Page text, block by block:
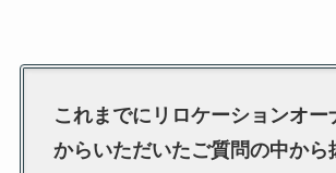
これまでにリロケーションオー
からいただいたご質問の中から